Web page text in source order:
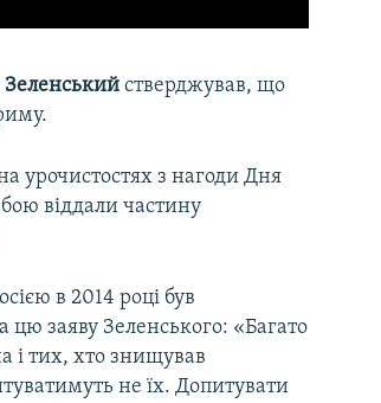
стверджував, що
урочистостях з нагоди Дня
віддали частину
в 2014 році був
цю заяву Зеленського: «Багато
і тих, хто знищував
не їх. Допитувати